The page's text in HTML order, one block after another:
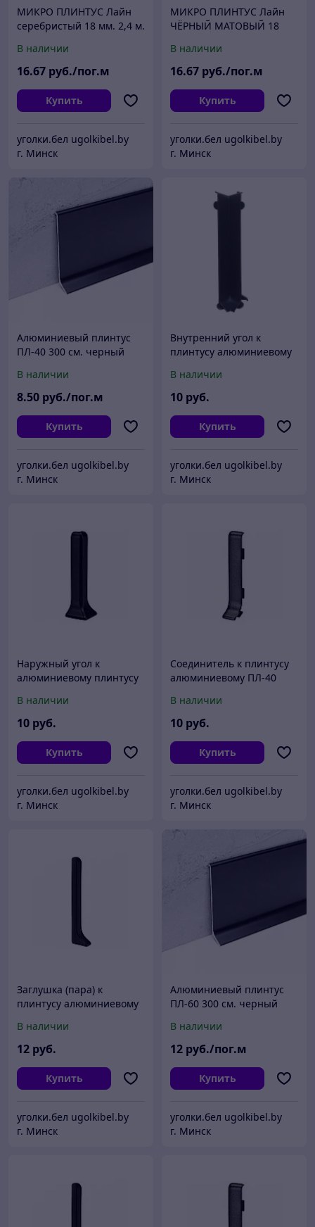
МИКРО ПЛИНТУС Лайн
серебристый 18 мм. 2,4 м.
В наличии
16.67 руб./пог.м
Купить
уголки.бел ugolkibel.by
г. Минск
МИКРО ПЛИНТУС Лайн
ЧЁРНЫЙ МАТОВЫЙ 18
комплекте)
В наличии
16.67 руб./пог.м
Купить
уголки.бел ugolkibel.by
г. Минск
Алюминиевый плинтус
ПЛ-40 300 см. черный
В наличии
8.50 руб./пог.м
Купить
уголки.бел ugolkibel.by
г. Минск
Внутренний угол к
плинтусу алюминиевому
В наличии
10 руб.
Купить
уголки.бел ugolkibel.by
г. Минск
Наружный угол к
алюминиевому плинтусу
В наличии
10 руб.
Купить
уголки.бел ugolkibel.by
г. Минск
Соединитель к плинтусу
алюминиевому ПЛ-40
В наличии
10 руб.
Купить
уголки.бел ugolkibel.by
г. Минск
Заглушка (пара) к
плинтусу алюминиевому
В наличии
12 руб.
Купить
уголки.бел ugolkibel.by
г. Минск
Алюминиевый плинтус
ПЛ-60 300 см. черный
В наличии
12 руб./пог.м
Купить
уголки.бел ugolkibel.by
г. Минск